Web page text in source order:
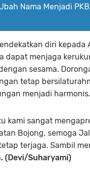
Nama Menjadi
diri kepada
dapat menjaga
sesama.
tetap
menjadi harmonis.
kami sangat
Bojong, semoga
terjaga. Sambil
. (Devi/Suharyami)